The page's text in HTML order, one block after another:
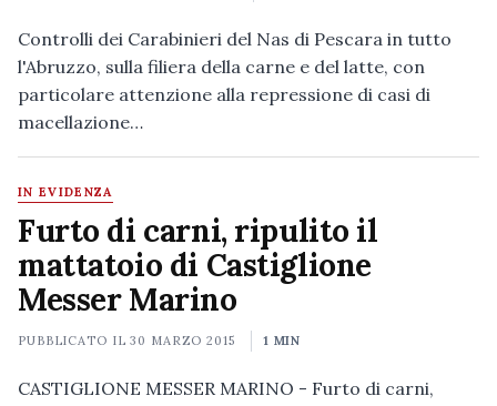
Controlli dei Carabinieri del Nas di Pescara in tutto
l'Abruzzo, sulla filiera della carne e del latte, con
particolare attenzione alla repressione di casi di
macellazione…
IN EVIDENZA
Furto di carni, ripulito il
mattatoio di Castiglione
Messer Marino
PUBBLICATO IL30 MARZO 2015 1 MIN
CASTIGLIONE MESSER MARINO - Furto di carni,